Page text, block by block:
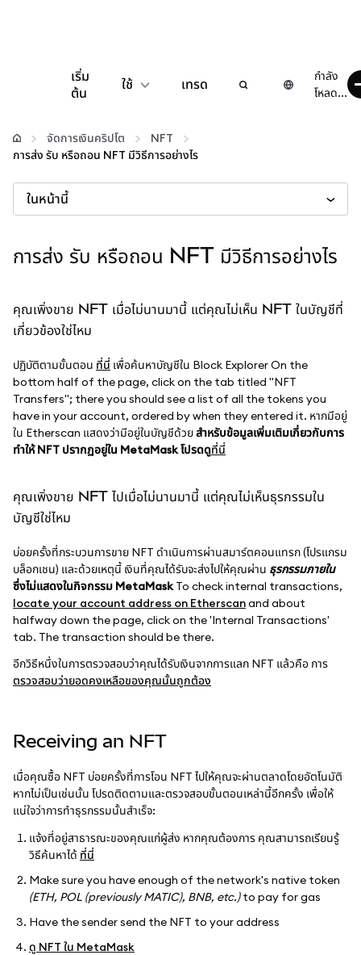
เริ่ม
ต้น
ใช้
กำหนดค่า
เว็บ 3 เพิ่มเติม
รักษาความปลอดภัย
เทรด
กำลัง
โหลด...
จัดการเงินคริปโต
NFT
การส่ง รับ หรือถอน NFT มีวิธีการอย่างไร
ในหน้านี้
การส่ง รับ หรือถอน NFT มีวิธีการอย่างไร
คุณเพิ่งขาย NFT เมื่อไม่นานมานี้ แต่คุณไม่เห็น NFT ในบัญชีที่
เกี่ยวข้องใช่ไหม
ปฏิบัติตามขั้นตอน ที่นี่ เพื่อค้นหาบัญชีใน Block Explorer On the
bottom half of the page, click on the tab titled "NFT
Transfers"; there you should see a list of all the tokens you
have in your account, ordered by when they entered it. หากมีอยู่
ใน Etherscan แสดงว่ามีอยู่ในบัญชีด้วยสำหรับข้อมูลเพิ่มเติมเกี่ยวกับการ
ทำให้ NFT ปรากฏอยู่ใน MetaMask โปรดดูที่นี่
คุณเพิ่งขาย NFT ไปเมื่อไม่นานมานี้ แต่คุณไม่เห็นธุรกรรมใน
บัญชีใช่ไหม
บ่อยครั้งที่กระบวนการขาย NFT ดำเนินการผ่านสมาร์ตคอนแทรก (โปรแกรม
บล็อกเชน) และด้วยเหตุนี้ เงินที่คุณได้รับจะส่งไปให้คุณผ่าน ธุรกรรมภายใน
ซึ่งไม่แสดงในกิจกรรม MetaMaskTo check internal transactions,
locate your account address on Etherscanand about
halfway down the page, click on the 'Internal Transactions'
tab. The transaction should be there.
อีกวิธีหนึ่งในการตรวจสอบว่าคุณได้รับเงินจากการแลก NFT แล้วคือ การ
ตรวจสอบว่ายอดคงเหลือของคุณนั้นถูกต้อง
Receiving an NFT
เมื่อคุณซื้อ NFT บ่อยครั้งที่การโอน NFT ไปให้คุณจะผ่านตลาดโดยอัตโนมัติ
หากไม่เป็นเช่นนั้น โปรดติดตามและตรวจสอบขั้นตอนเหล่านี้อีกครั้ง เพื่อให้
แน่ใจว่าการทำธุรกรรมนั้นสำเร็จ:
แจ้งที่อยู่สาธารณะของคุณแก่ผู้ส่ง หากคุณต้องการ คุณสามารถเรียนรู้
วิธีค้นหาได้ ที่นี่
Make sure you have enough of the network's native token
(ETH, POL (previously MATIC), BNB, etc.)to pay for gas
Have the sender send the NFT to your address
ดู NFT ใน MetaMask